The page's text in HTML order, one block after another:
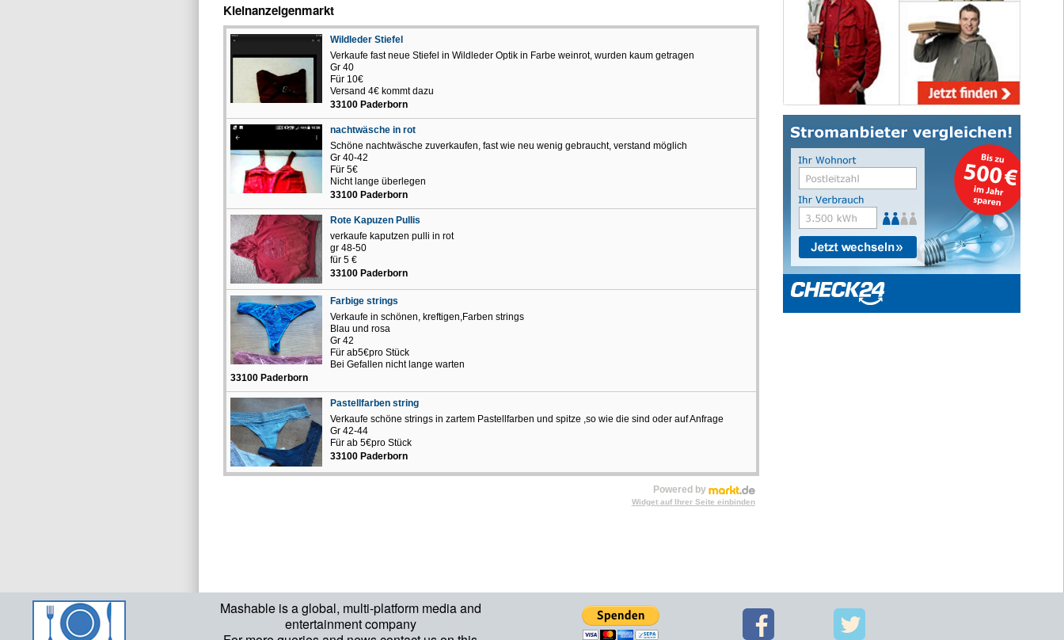
Mashable is a global, multi-platform media and
entertainment company
Kleinanzeigenmarkt
Wildleder Stiefel
Verkaufe fast neue Stiefel in Wildleder Optik in Farbe weinrot, wurden kaum getragen
Gr 40
Für 10€
Versand 4€ kommt dazu
33100 Paderborn
nachtwäsche in rot
Schöne nachtwäsche zuverkaufen, fast wie neu wenig gebraucht, verstand möglich
Gr 40-42
Für 5€
Nicht lange überlegen
33100 Paderborn
Rote Kapuzen Pullis
verkaufe kaputzen pulli in rot
gr 48-50
für 5 €
33100 Paderborn
Farbige strings
Verkaufe in schönen, kreftigen,Farben strings
Blau und rosa
Gr 42
Für ab5€pro Stück
Bei Gefallen nicht lange warten
33100 Paderborn
Pastellfarben string
Verkaufe schöne strings in zartem Pastellfarben und spitze ,so wie die sind oder auf Anfrage
Gr 42-44
Für ab 5€pro Stück
33100 Paderborn
Powered by
Widget auf Ihrer Seite einbinden